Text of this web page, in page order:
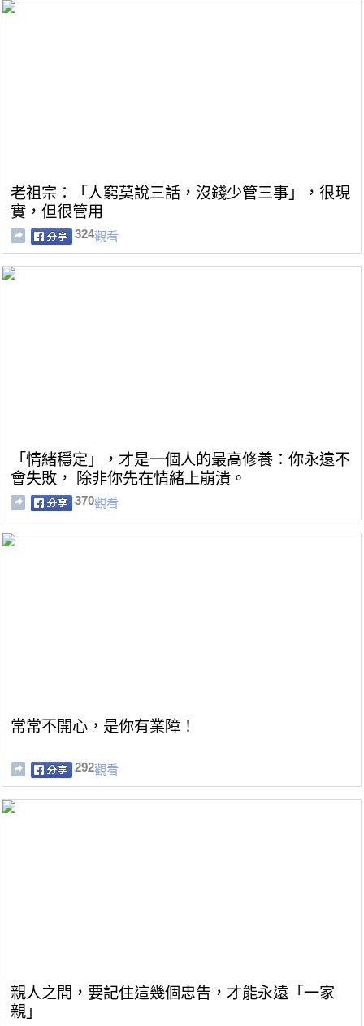
老祖宗：「人窮莫說三話，沒錢少管三事」，很現
實，但很管用
324觀看
「情緒穩定」，才是一個人的最高修養：你永遠不
會失敗， 除非你先在情緒上崩潰。
370觀看
常常不開心，是你有業障！
292觀看
親人之間，要記住這幾個忠告，才能永遠「一家
親」